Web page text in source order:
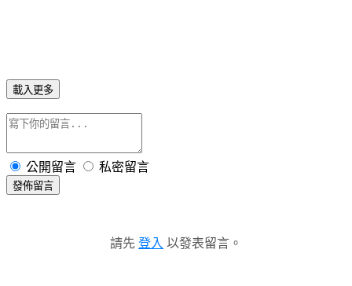
載入更多
公開留言 私密留言
發佈留言
請先 登入 以發表留言。